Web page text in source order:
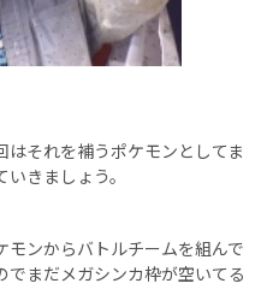
それを補うポケモンとしてま
きましょう。
ンからバトルチームを組んで
まだメガシンカ枠が空いてる